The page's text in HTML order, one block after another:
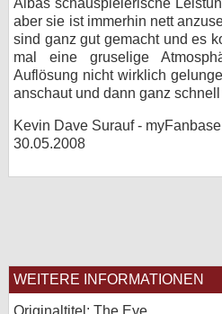
Albas schauspielerische
aber sie ist immerhin nett
sind ganz gut gemacht und es
mal eine gruselige
Auflösung nicht wirklich
anschaut und dann ganz
Kevin Dave Surauf - myFanbase
30.05.2008
WEITERE INFORMATIONEN
Originaltitel: The Eye